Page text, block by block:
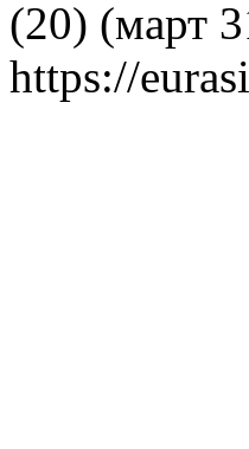
(20) (март
https://